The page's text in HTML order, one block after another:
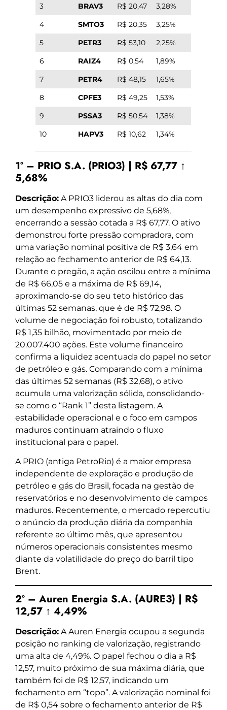
3
BRAV3 R$ 20,47
3,28%
4
SMTO3 R$ 20,35
3,25%
5
PETR3 R$ 53,10
2,25%
6
RAIZ4 R$ 0,54
1,89%
7
PETR4 R$ 48,15
1,65%
8
CPFE3 R$ 49,25
1,53%
9
PSSA3 R$ 50,54
1,38%
10
HAPV3 R$ 10,62 1,34%
1º – PRIO S.A. (PRIO3) | R$ 67,77 ↑
5,68%
Descrição: A PRIO3 liderou as altas do dia com
um desempenho expressivo de 5,68%,
encerrando a sessão cotada a R$ 67,77. O ativo
demonstrou forte pressão compradora, com
uma variação nominal positiva de R$ 3,64 em
relação ao fechamento anterior de R$ 64,13.
Durante o pregão, a ação oscilou entre a mínima
de R$ 66,05 e a máxima de R$ 69,14,
aproximando-se do seu teto histórico das
últimas 52 semanas, que é de R$ 72,98. O
volume de negociação foi robusto, totalizando
R$ 1,35 bilhão, movimentado por meio de
20.007.400 ações. Este volume financeiro
confirma a liquidez acentuada do papel no setor
de petróleo e gás. Comparando com a mínima
das últimas 52 semanas (R$ 32,68), o ativo
acumula uma valorização sólida, consolidando-
se como o “Rank 1” desta listagem. A
estabilidade operacional e o foco em campos
maduros continuam atraindo o fluxo
institucional para o papel.
A PRIO (antiga PetroRio) é a maior empresa
independente de exploração e produção de
petróleo e gás do Brasil, focada na gestão de
reservatórios e no desenvolvimento de campos
maduros. Recentemente, o mercado repercutiu
o anúncio da produção diária da companhia
referente ao último mês, que apresentou
números operacionais consistentes mesmo
diante da volatilidade do preço do barril tipo
Brent.
2º – Auren Energia S.A. (AURE3) | R$
12,57 ↑ 4,49%
Descrição: A Auren Energia ocupou a segunda
posição no ranking de valorização, registrando
uma alta de 4,49%. O papel fechou o dia a R$
12,57, muito próximo de sua máxima diária, que
também foi de R$ 12,57, indicando um
fechamento em “topo”. A valorização nominal foi
de R$ 0,54 sobre o fechamento anterior de R$